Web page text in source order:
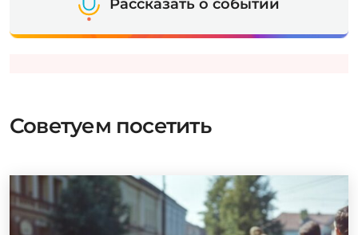
Рассказать о событии
Советуем посетить